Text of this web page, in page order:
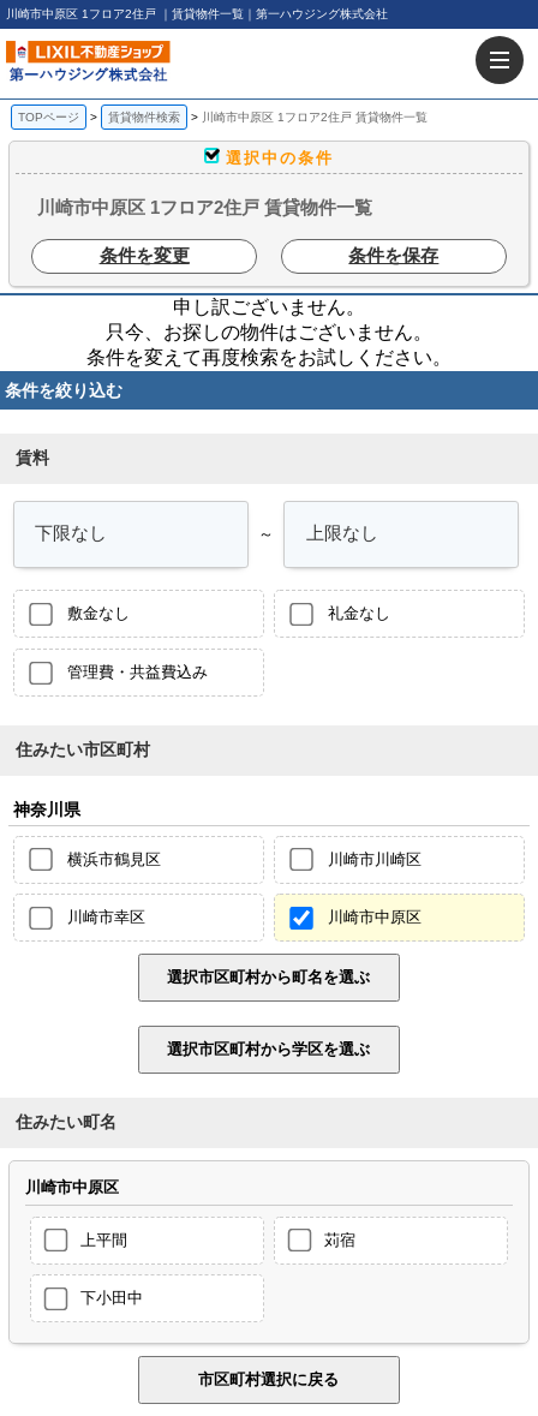
川崎市中原区 1フロア2住戸 ｜賃貸物件一覧｜第一ハウジング株式会社
TOPページ 賃貸物件検索 川崎市中原区 1フロア2住戸 賃貸物件一覧
選択中の条件
川崎市中原区 1フロア2住戸 賃貸物件一覧
条件を変更 条件を保存
申し訳ございません。
只今、お探しの物件はございません。
条件を変えて再度検索をお試しください。
条件を絞り込む
賃料
～
敷金なし 礼金なし
管理費・共益費込み
住みたい市区町村
神奈川県
横浜市鶴見区 川崎市川崎区
川崎市幸区 川崎市中原区
住みたい町名
川崎市中原区
上平間 苅宿
下小田中